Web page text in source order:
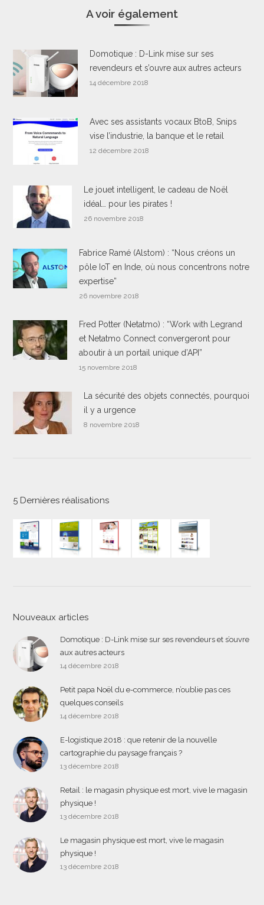
A voir également
Domotique : D-Link mise sur ses
revendeurs et s’ouvre aux autres acteurs
14 décembre 2018
Avec ses assistants vocaux BtoB, Snips
vise l’industrie, la banque et le retail
12 décembre 2018
Le jouet intelligent, le cadeau de Noël
idéal… pour les pirates !
26 novembre 2018
Fabrice Ramé (Alstom) : “Nous créons un
pôle IoT en Inde, où nous concentrons notre
expertise”
26 novembre 2018
Fred Potter (Netatmo) : “Work with Legrand
et Netatmo Connect convergeront pour
aboutir à un portail unique d’API”
15 novembre 2018
La sécurité des objets connectés, pourquoi
il y a urgence
8 novembre 2018
5 Dernières réalisations
Nouveaux articles
Domotique : D-Link mise sur ses revendeurs et s’ouvre
aux autres acteurs
14 décembre 2018
Petit papa Noël du e-commerce, n’oublie pas ces
quelques conseils
14 décembre 2018
E-logistique 2018 : que retenir de la nouvelle
cartographie du paysage français ?
13 décembre 2018
Retail : le magasin physique est mort, vive le magasin
physique !
13 décembre 2018
Le magasin physique est mort, vive le magasin
physique !
13 décembre 2018